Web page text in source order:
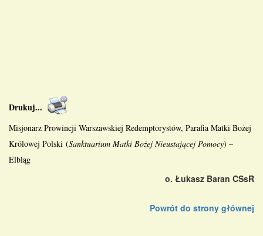
Drukuj...
Misjonarz Prowincji Warszawskiej Redemptorystów, Parafia Matki Bożej
Królowej Polski (Sanktuarium Matki Bożej Nieustającej Pomocy) –
Elbląg
o. Łukasz Baran CSsR
Powrót do strony głównej